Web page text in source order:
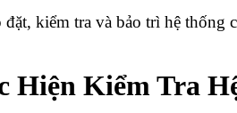
kiểm tra và bảo trì hệ thống
Kiểm Tra